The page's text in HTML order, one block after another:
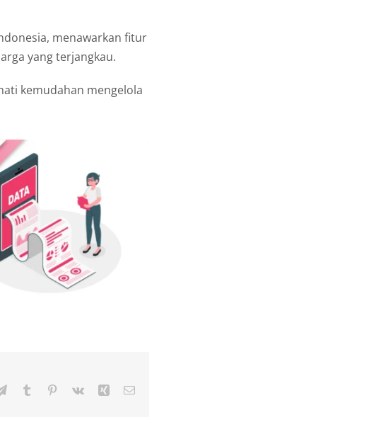
menawarkan fitur
yang terjangkau.
kemudahan mengelola
TelegramTumblr Pinterest
Vk Xing Email